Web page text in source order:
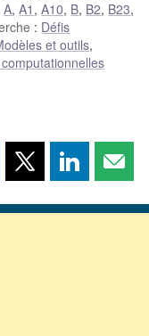
A,A1 ,A10, B, B2, B23,
: Défis
et outils,
Partager
page
Partager
page page